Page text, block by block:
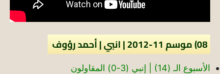
08) موسم 11-2012 | انبي | أحمد رؤوف
الأسبوع الـ (14) | إنبي (3-0) المقاولون